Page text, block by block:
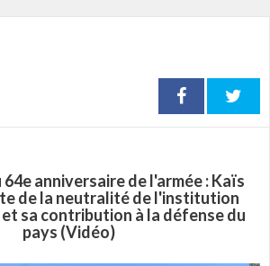
anniversaire de l'armée : Kaïs
de la neutralité de l'institution
sa contribution à la défense du
pays (Vidéo)